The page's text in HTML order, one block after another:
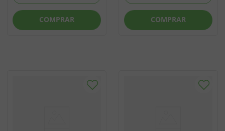
COMPRAR COMPRAR